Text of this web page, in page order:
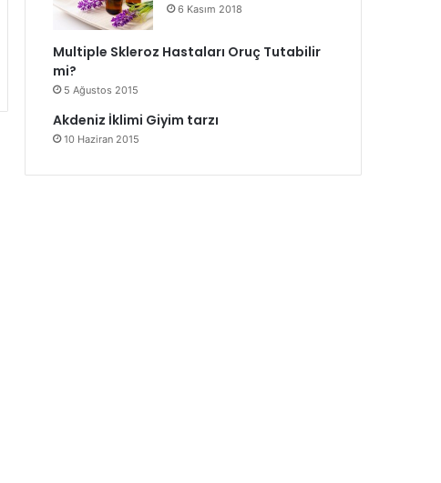
6 Kasım 2018
Multiple Skleroz Hastaları Oruç Tutabilir
mi?
5 Ağustos 2015
Akdeniz İklimi Giyim tarzı
10 Haziran 2015